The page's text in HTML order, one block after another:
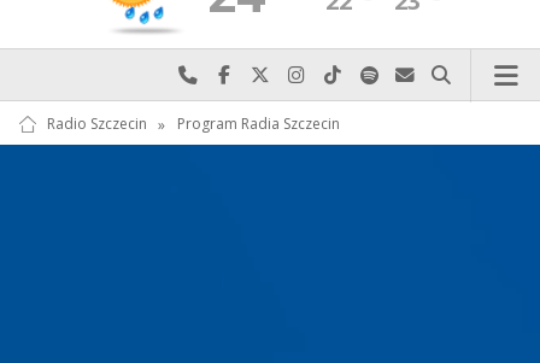
Najlepiej po prostu do nas zadzwoń
Odwiedź nas na Facebook-u
Odwiedź nas na X
Odwiedź nas na Instagram-ie
Odwiedź nas na TikTok-u
Szukaj nas na Spotify
Wyślij do nas
Szukaj
Radio Szczecin » Program Radia Szczecin